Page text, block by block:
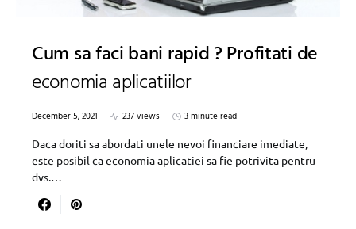
Cum sa faci bani rapid ? Profitati de
economia aplicatiilor
December 5, 2021 237 views
3 minute read
Daca doriti sa abordati unele nevoi financiare imediate,
este posibil ca economia aplicatiei sa fie potrivita pentru
dvs.…